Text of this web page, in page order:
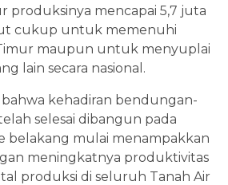
produksinya mencapai 5,7 juta
cukup untuk memenuhi
maupun untuk menyuplai
lain secara nasional.
kehadiran bendungan-
selesai dibangun pada
belakang mulai menampakkan
meningkatnya produktivitas
produksi di seluruh Tanah Air